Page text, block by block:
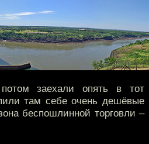
заехали опять в тот
там себе очень дешёвые
беспошлинной торговли –